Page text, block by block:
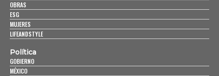
OBRAS
ESG
MUJERES
LIFEANDSTYLE
Política
GOBIERNO
MÉXICO